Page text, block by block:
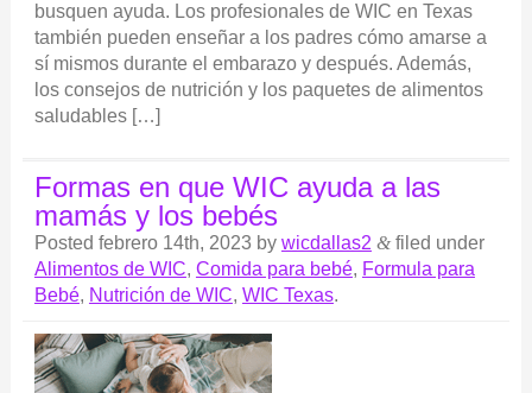
busquen ayuda. Los profesionales de WIC en Texas
también pueden enseñar a los padres cómo amarse a
sí mismos durante el embarazo y después. Además,
los consejos de nutrición y los paquetes de alimentos
saludables […]
Formas en que WIC ayuda a las
mamás y los bebés
Posted febrero 14th, 2023 by wicdallas2 &filed under
Alimentos de WIC, Comida para bebé, Formula para
Bebé, Nutrición de WIC, WIC Texas.